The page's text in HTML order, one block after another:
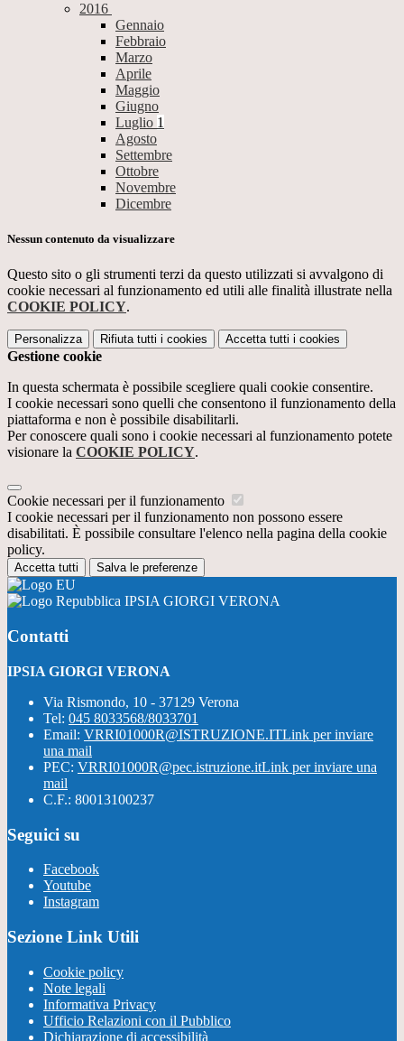
2016
Gennaio
Febbraio
Marzo
Aprile
Maggio
Giugno
Luglio 1
Agosto
Settembre
Ottobre
Novembre
Dicembre
Nessun contenuto da visualizzare
Questo sito o gli strumenti terzi da questo utilizzati si avvalgono di
cookie necessari al funzionamento ed utili alle finalità illustrate nella
COOKIE POLICY.
Personalizza Rifiuta tutti i cookies Accetta tutti i cookies
Gestione cookie
In questa schermata è possibile scegliere quali cookie consentire.
I cookie necessari sono quelli che consentono il funzionamento della
piattaforma e non è possibile disabilitarli.
Per conoscere quali sono i cookie necessari al funzionamento potete
visionare la COOKIE POLICY.
Cookie necessari per il funzionamento
I cookie necessari per il funzionamento non possono essere
disabilitati. È possibile consultare l'elenco nella pagina della cookie
policy.
Accetta tutti Salva le preferenze
IPSIA GIORGI VERONA
Contatti
IPSIA GIORGI VERONA
Via Rismondo, 10 - 37129 Verona
Tel: 045 8033568/8033701
Email: VRRI01000R@ISTRUZIONE.ITLink per inviare
una mail
PEC: VRRI01000R@pec.istruzione.itLink per inviare una
mail
C.F.: 80013100237
Seguici su
Facebook
Youtube
Instagram
Sezione Link Utili
Cookie policy
Note legali
Informativa Privacy
Ufficio Relazioni con il Pubblico
Dichiarazione di accessibilità